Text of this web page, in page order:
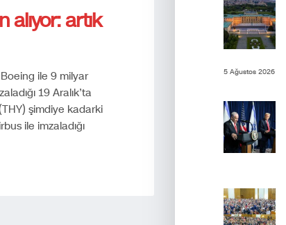
artık
Boeing ile 9 milyar
19 Aralık’ta
şimdiye kadarki
ile imzaladığı
5 Ağustos 2026